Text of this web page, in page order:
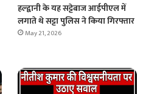
हल्द्वानी के यह सट्टेबाज आईपीएल में
लगाते थे सट्टा पुलिस ने किया गिरफ्तार
May 21, 2026